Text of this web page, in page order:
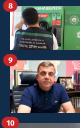
8
9
10